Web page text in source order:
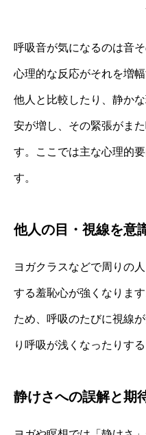
呼吸音が気になるのは音
心理的な反応がそれを増
他人と比較したり、静か
安が増し、その緊張がま
す。ここでは主な心理的
す。
他人の目・視線を意
ヨガクラスなどで周りの
する羞恥心が強くなりま
ため、呼吸のたびに視線
り呼吸が浅くなったりす
静けさへの誤解と期